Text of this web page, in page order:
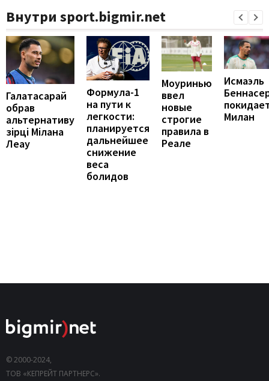
Внутри sport.bigmir.net
Галатасарай
обрав
альтернативу
зірці Мілана
Леау
Формула-1
на пути к
легкости:
планируется
дальнейшее
снижение
веса
болидов
Моуринью
ввел
новые
строгие
правила в
Реале
Исмаэль
Милан
© 2000-2024,
ТОВ «КЕПРЕЙТ ПАРТНЕРС».